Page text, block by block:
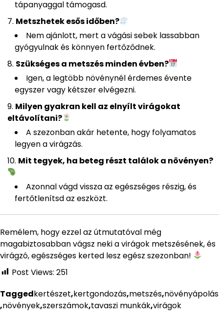
tápanyaggal támogasd.
Metszhetek esős időben?
Nem ajánlott, mert a vágási sebek lassabban
gyógyulnak és könnyen fertőződnek.
Szükséges a metszés minden évben?
Igen, a legtöbb növénynél érdemes évente
egyszer vagy kétszer elvégezni.
Milyen gyakran kell az elnyílt virágokat
eltávolítani?
A szezonban akár hetente, hogy folyamatos
legyen a virágzás.
Mit tegyek, ha beteg részt találok a növényen?
Azonnal vágd vissza az egészséges részig, és
fertőtlenítsd az eszközt.
Remélem, hogy ezzel az útmutatóval még
magabiztosabban vágsz neki a virágok metszésének, és
virágzó, egészséges kerted lesz egész szezonban!
Post Views: 251
Taggedkertészet,kertgondozás,metszés,növényápolás
,növények,szerszámok,tavaszi munkák,virágok